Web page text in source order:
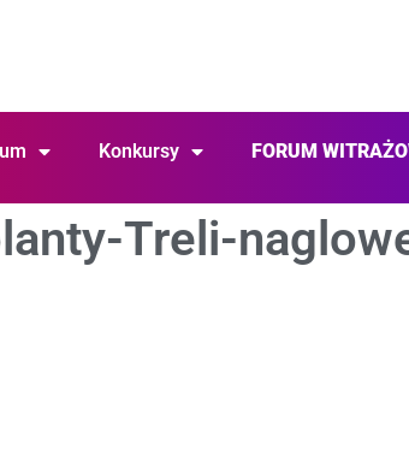
Konkursy FORUM
Treli-